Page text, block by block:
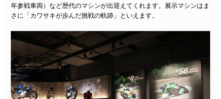
年参戦車両）など歴代のマシンが出迎えてくれます。展示マシンはま
さに「カワサキが歩んだ挑戦の軌跡」といえます。